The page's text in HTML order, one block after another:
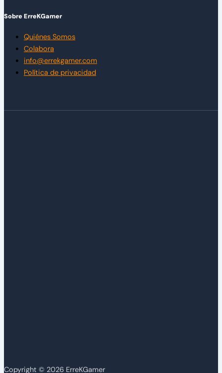
Sobre ErreKGamer
Quiénes Somos
Colabora
info@errekgamer.com
Política de privacidad
Copyright © 2026 ErreKGamer